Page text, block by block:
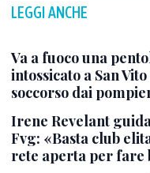
LEGGI ANCHE
Va a fuoco una
intossicato a San
soccorso dai
Irene Revelant
Fvg: «Basta club
rete aperta per fare